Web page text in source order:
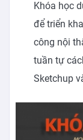
Khóa học
để triển
công nội
tuần tự
Sketchup